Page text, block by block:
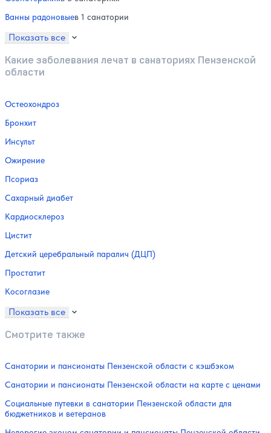
Ванны радоновыев 1 санатории
Показать все
Какие заболевания лечат в санаториях Пензенской
области
Остеохондроз
Бронхит
Инсульт
Ожирение
Псориаз
Сахарный диабет
Кардиосклероз
Цистит
Детский церебральный паралич (ДЦП)
Простатит
Косоглазие
Показать все
Смотрите также
Санатории и пансионаты Пензенской области с кэшбэком
Санатории и пансионаты Пензенской области на карте с ценами
Социальные путевки в санатории Пензенской области для
бюджетников и ветеранов